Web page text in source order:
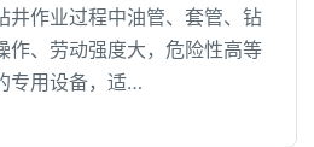
井作业过程中油管、套管、钻
作、劳动强度大，危险性高等
专用设备，适…